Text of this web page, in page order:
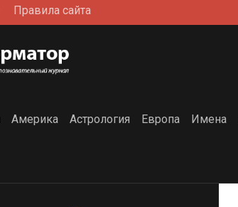
Правила сайта
Америка Астрология Европа Имена